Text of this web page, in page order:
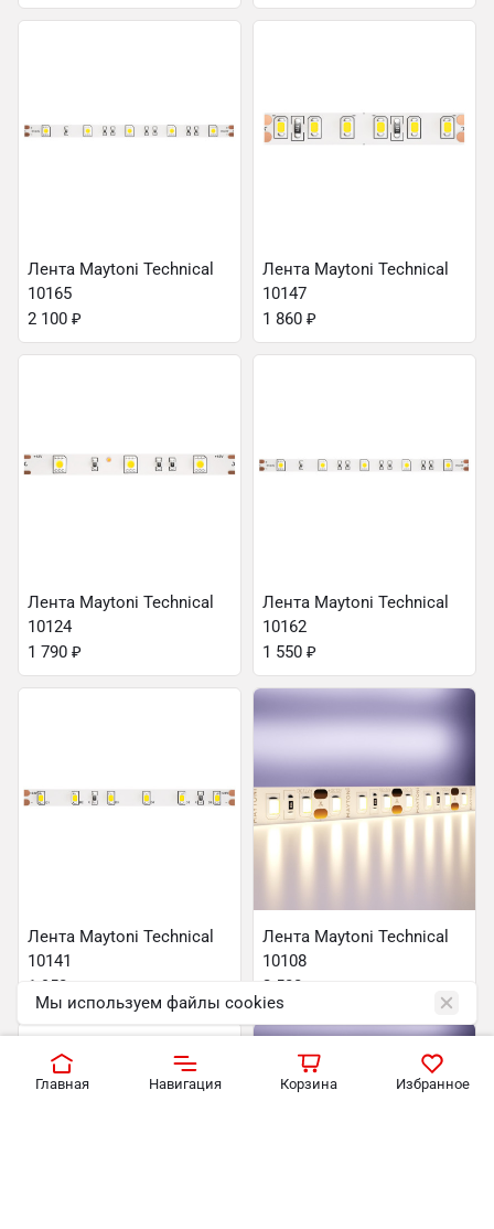
Главная Навигация Корзина Избранное
Лента Maytoni Technical
10165
2 100 ₽
Лента Maytoni Technical
10147
1 860 ₽
Лента Maytoni Technical
10124
1 790 ₽
Лента Maytoni Technical
10162
1 550 ₽
Лента Maytoni Technical
10141
1 950
Лента Maytoni Technical
10108
2 500
Мы используем файлы cookies